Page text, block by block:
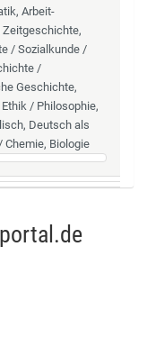
Arbeit-
/ Sozialkunde /
/
Geschichte,
/ Philosophie,
Deutsch als
Chemie, Biologie